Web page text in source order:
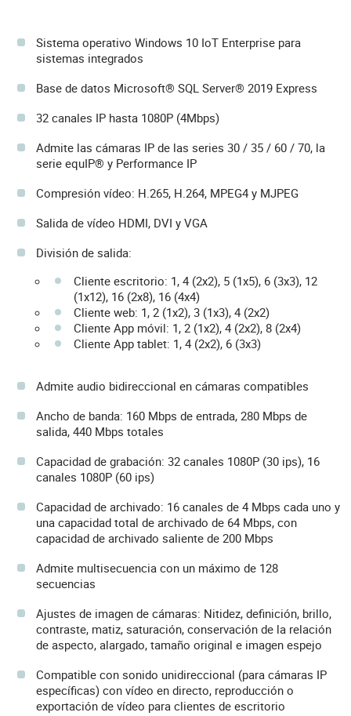
Sistema operativo Windows 10 IoT Enterprise para
sistemas integrados
Base de datos Microsoft® SQL Server® 2019 Express
32 canales IP hasta 1080P (4Mbps)
Admite las cámaras IP de las series 30 / 35 / 60 / 70, la
serie equIP® y Performance IP
Compresión vídeo: H.265, H.264, MPEG4 y MJPEG
Salida de vídeo HDMI, DVI y VGA
División de salida:
Cliente escritorio: 1, 4 (2x2), 5 (1x5), 6 (3x3), 12
(1x12), 16 (2x8), 16 (4x4)
Cliente web: 1, 2 (1x2), 3 (1x3), 4 (2x2)
Cliente App móvil: 1, 2 (1x2), 4 (2x2), 8 (2x4)
Cliente App tablet: 1, 4 (2x2), 6 (3x3)
Admite audio bidireccional en cámaras compatibles
Ancho de banda: 160 Mbps de entrada, 280 Mbps de
salida, 440 Mbps totales
Capacidad de grabación: 32 canales 1080P (30 ips), 16
canales 1080P (60 ips)
Capacidad de archivado: 16 canales de 4 Mbps cada uno y
una capacidad total de archivado de 64 Mbps, con
capacidad de archivado saliente de 200 Mbps
Admite multisecuencia con un máximo de 128
secuencias
Ajustes de imagen de cámaras: Nitidez, definición, brillo,
contraste, matiz, saturación, conservación de la relación
de aspecto, alargado, tamaño original e imagen espejo
Compatible con sonido unidireccional (para cámaras IP
específicas) con vídeo en directo, reproducción o
exportación de vídeo para clientes de escritorio